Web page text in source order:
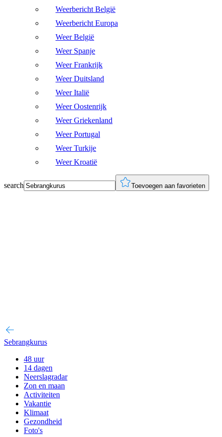
Weerbericht België
Weerbericht Europa
Weer België
Weer Spanje
Weer Frankrijk
Weer Duitsland
Weer Italië
Weer Oostenrijk
Weer Griekenland
Weer Portugal
Weer Turkije
Weer Kroatië
search Toevoegen aan favorieten
Sebrangkurus
48 uur
14 dagen
Neerslagradar
Zon en maan
Activiteiten
Vakantie
Klimaat
Gezondheid
Foto's